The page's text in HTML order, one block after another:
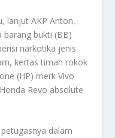
lanjut AKP Anton,
barang bukti (BB)
narkotika jenis
kertas timah rokok
(HP) merk Vivo
Revo absolute
dalam